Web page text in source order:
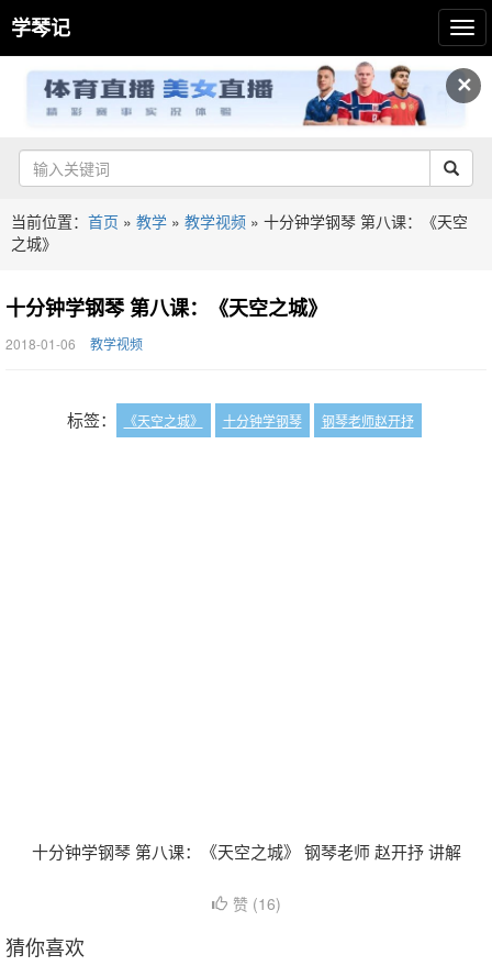
✕
学琴记
当前位置： 首页 » 教学 » 教学视频 » 十分钟学钢琴 第八课：《天空
之城》
十分钟学钢琴 第八课：《天空之城》
2018-01-06 教学视频
标签： 《天空之城》 十分钟学钢琴 钢琴老师赵开抒
十分钟学钢琴 第八课：《天空之城》 钢琴老师 赵开抒 讲解
赞 (16)
猜你喜欢